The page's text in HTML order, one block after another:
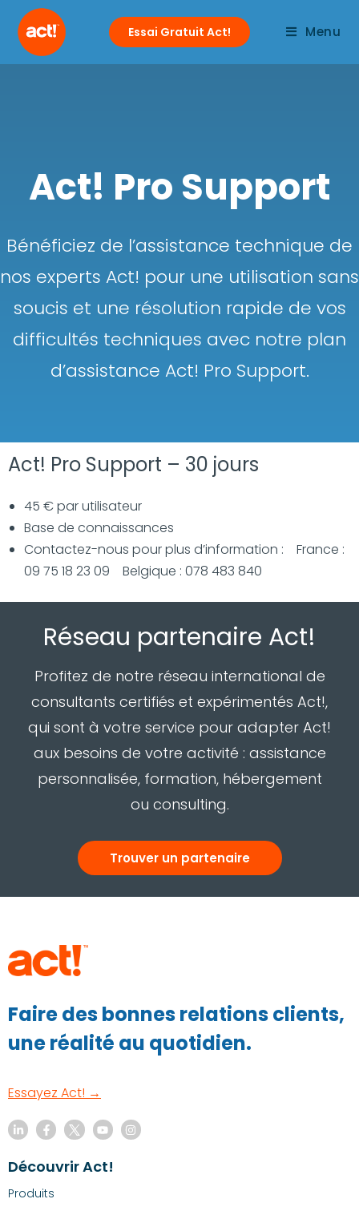
Menu
Essai Gratuit Act!
Act! Pro Support
Bénéficiez de l’assistance technique de
nos experts Act! pour une utilisation sans
soucis et une résolution rapide de vos
difficultés techniques avec notre plan
d’assistance Act! Pro Support.
Act! Pro Support – 30 jours
45 € par utilisateur
Base de connaissances
Contactez-nous pour plus d’information : France :
09 75 18 23 09 Belgique : 078 483 840
Réseau partenaire Act!
Profitez de notre réseau international de
consultants certifiés et expérimentés Act!,
qui sont à votre service pour adapter Act!
aux besoins de votre activité : assistance
personnalisée, formation, hébergement
ou consulting.
Trouver un partenaire
Faire des bonnes relations clients,
une réalité au quotidien.
Essayez Act! →
Découvrir Act!
Produits